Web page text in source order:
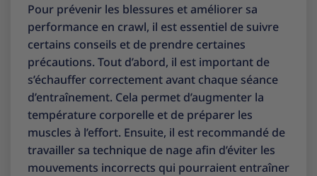
Pour prévenir les blessures et améliorer sa
performance en crawl, il est essentiel de suivre
certains conseils et de prendre certaines
précautions. Tout d’abord, il est important de
s’échauffer correctement avant chaque séance
d’entraînement. Cela permet d’augmenter la
température corporelle et de préparer les
muscles à l’effort. Ensuite, il est recommandé de
travailler sa technique de nage afin d’éviter les
mouvements incorrects qui pourraient entraîner